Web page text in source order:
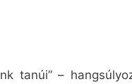
tanúi” –